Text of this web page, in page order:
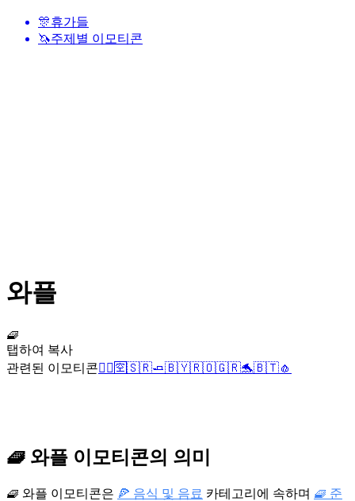
🎊휴가들
🦄주제별 이모티콘
와플
🧇
탭하여 복사
관련된 이모티콘🧗‍♀️ 🈳🇸🇷🧈🇧🇾🇷🇴🇬🇷🐬🇧🇹🧄
🧇 와플 이모티콘의 의미
🧇 와플 이모티콘은 🍕 음식 및 음료 카테고리에 속하며 🧇 준